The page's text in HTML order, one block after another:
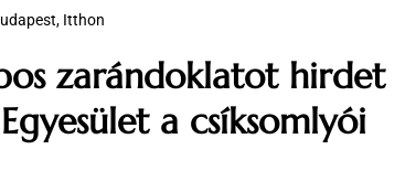
, Itthon
zarándoklatot hirdet
a csíksomlyói